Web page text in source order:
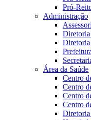
Pró-
Administração
Área da Saúde
Centro
Centro
Centro
Centro